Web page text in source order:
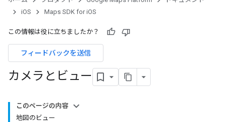
iOS
Maps SDK for iOS
この情報は役に立ちましたか？
フィードバックを送信
カメラとビュー
このページの内容
地図のビュー